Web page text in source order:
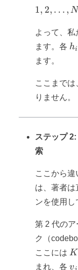
1, 2, … , N
よって、
ます。各 hi
ます。
ここまで
りません。
ステップ
索
ここから
は、著者は
ンを使用し
第 2 代の
ク（
ここには K
K
まれ、各v